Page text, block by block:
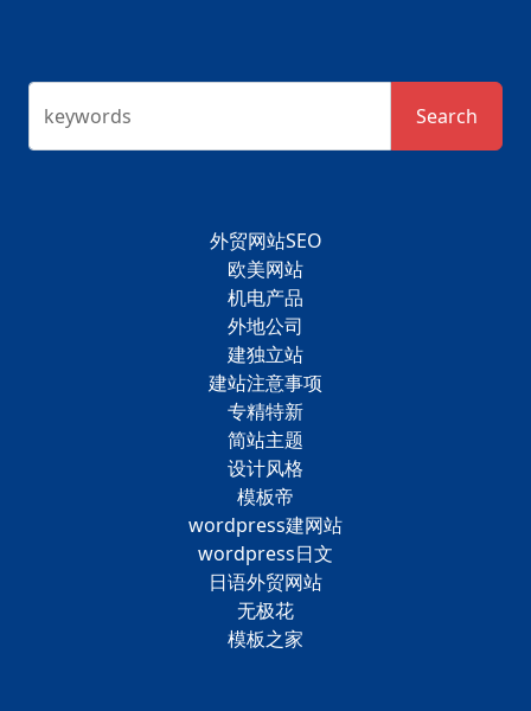
keywords Search
外贸网站SEO
欧美网站
机电产品
外地公司
建独立站
建站注意事项
专精特新
简站主题
设计风格
模板帝
wordpress建网站
wordpress日文
日语外贸网站
无极花
模板之家